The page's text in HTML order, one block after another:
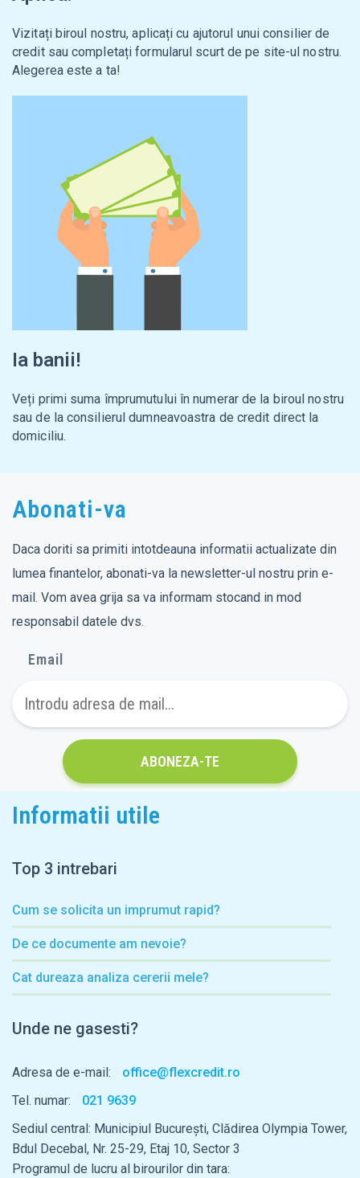
Vizitați biroul nostru, aplicați cu ajutorul unui consilier de
credit sau completați formularul scurt de pe site-ul nostru.
Alegerea este a ta!
Ia banii!
Veți primi suma împrumutului în numerar de la biroul nostru
sau de la consilierul dumneavoastra de credit direct la
domiciliu.
Abonati-va
Daca doriti sa primiti intotdeauna informatii actualizate din
lumea finantelor, abonati-va la newsletter-ul nostru prin e-
mail. Vom avea grija sa va informam stocand in mod
responsabil datele dvs.
Email
ABONEZA-TE
Informatii utile
Top 3 intrebari
Cum se solicita un imprumut rapid?
De ce documente am nevoie?
Cat dureaza analiza cererii mele?
Unde ne gasesti?
Adresa de e-mail:
office@flexcredit.ro
Tel. numar:
021 9639
Sediul central: Municipiul București, Clădirea Olympia Tower,
Bdul Decebal, Nr. 25-29, Etaj 10, Sector 3
Programul de lucru al birourilor din tara: